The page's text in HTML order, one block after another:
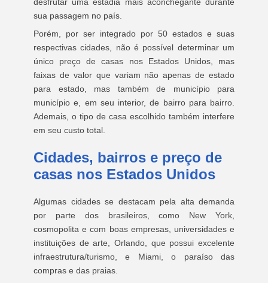
sua passagem no país.
Porém, por ser integrado por 50 estados e suas
respectivas cidades, não é possível determinar um
único preço de casas nos Estados Unidos, mas
faixas de valor que variam não apenas de estado
para estado, mas também de município para
município e, em seu interior, de bairro para bairro.
Ademais, o tipo de casa escolhido também interfere
em seu custo total.
Cidades, bairros e preço de
casas nos Estados Unidos
Algumas cidades se destacam pela alta demanda
por parte dos brasileiros, como New York,
cosmopolita e com boas empresas, universidades e
instituições de arte, Orlando, que possui excelente
infraestrutura/turismo, e Miami, o paraíso das
compras e das praias.